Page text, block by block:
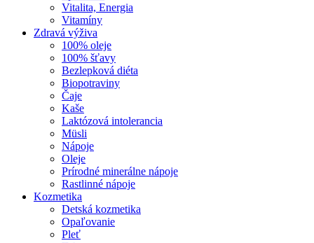
Vitalita, Energia
Vitamíny
Zdravá výživa
100% oleje
100% šťavy
Bezlepková diéta
Biopotraviny
Čaje
Kaše
Laktózová intolerancia
Müsli
Nápoje
Oleje
Prírodné minerálne nápoje
Rastlinné nápoje
Kozmetika
Detská kozmetika
Opaľovanie
Pleť